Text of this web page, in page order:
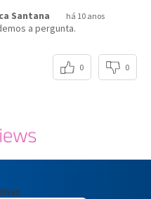
Santana há 10 anos
a pergunta.
0 0